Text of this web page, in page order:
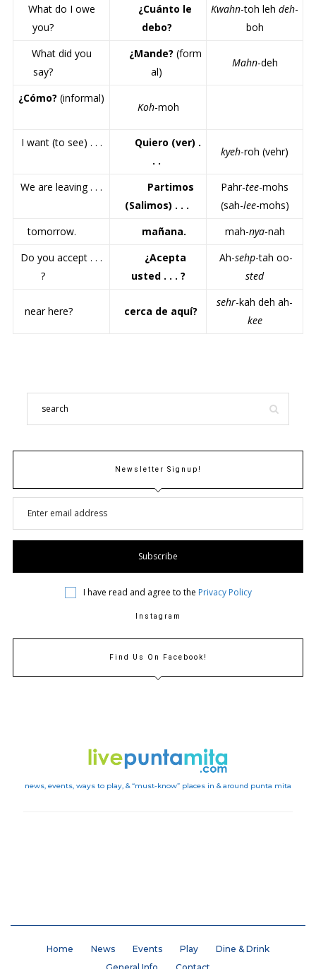
What do I owe
you?
¿Cuánto le
debo?
Kwahn-toh leh deh-
boh
What did you
say?
¿Mande? (form
al)
Mahn-deh
¿Cómo? (informal)
Koh-moh
I want (to see) . . .
Quiero (ver) .
. .
kyeh-roh (vehr)
We are leaving . . .
Partimos
(Salimos) . . .
Pahr-tee-mohs
(sah-lee-mohs)
tomorrow.
mañana. mah-nya-nah
Do you accept . . .
?
¿Acepta
usted . . . ?
Ah-sehp-tah oo-
sted
near here? cerca de aquí?
sehr-kah deh ah-
kee
Newsletter Signup!
I have read and agree to the Privacy Policy
Instagram
Find Us On Facebook!
news, events, ways to play, & “must-know” places in & around punta mita
Home News Events Play
Dine & Drink